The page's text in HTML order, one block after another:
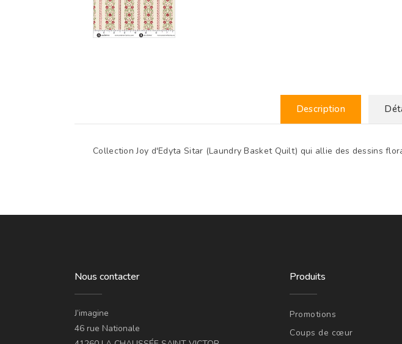
Description
Collection Joy d'Edyta Sitar (Laundry Basket Quilt) qui allie des dessins
Nous contacter
J’imagine
46 rue Nationale
Produits
Promotions
Coups de cœur